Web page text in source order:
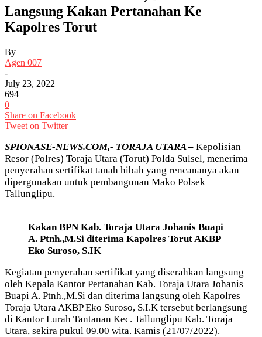
Langsung Kakan Pertanahan Ke
Kapolres Torut
By
Agen 007
-
July 23, 2022
694
0
Share on Facebook
Tweet on Twitter
SPIONASE-NEWS.COM,- TORAJA UTARA – Kepolisian
Resor (Polres) Toraja Utara (Torut) Polda Sulsel, menerima
penyerahan sertifikat tanah hibah yang rencananya akan
dipergunakan untuk pembangunan Mako Polsek
Tallunglipu.
Kakan BPN Kab. Toraja Utara Johanis Buapi
A. Ptnh.,M.Si diterima Kapolres Torut AKBP
Eko Suroso, S.IK
Kegiatan penyerahan sertifikat yang diserahkan langsung
oleh Kepala Kantor Pertanahan Kab. Toraja Utara Johanis
Buapi A. Ptnh.,M.Si dan diterima langsung oleh Kapolres
Toraja Utara AKBP Eko Suroso, S.I.K tersebut berlangsung
di Kantor Lurah Tantanan Kec. Tallunglipu Kab. Toraja
Utara, sekira pukul 09.00 wita. Kamis (21/07/2022).